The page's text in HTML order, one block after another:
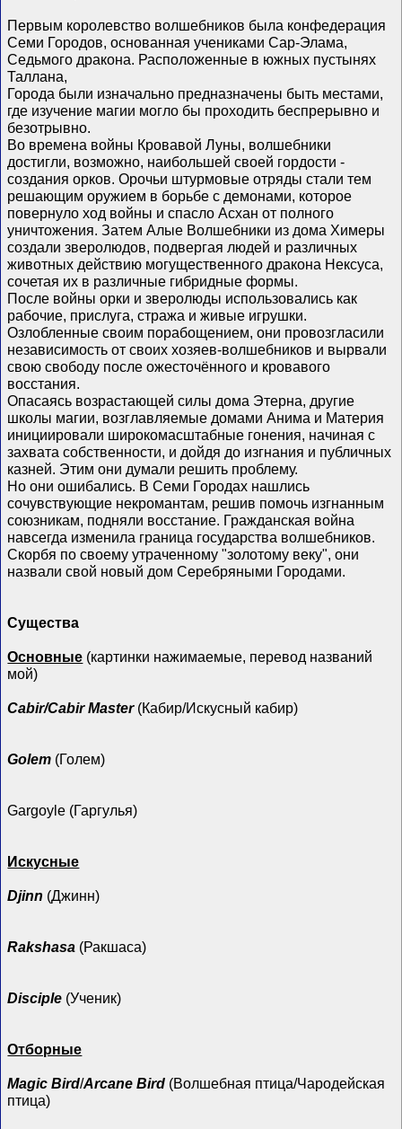
Первым королевство волшебников была конфедерация
Семи Городов, основанная учениками Сар-Элама,
Седьмого дракона. Расположенные в южных пустынях
Таллана,
Города были изначально предназначены быть местами,
где изучение магии могло бы проходить беспрерывно и
безотрывно.
Во времена войны Кровавой Луны, волшебники
достигли, возможно, наибольшей своей гордости -
создания орков. Орочьи штурмовые отряды стали тем
решающим оружием в борьбе с демонами, которое
повернуло ход войны и спасло Асхан от полного
уничтожения. Затем Алые Волшебники из дома Химеры
создали зверолюдов, подвергая людей и различных
животных действию могущественного дракона Нексуса,
сочетая их в различные гибридные формы.
После войны орки и зверолюды использовались как
рабочие, прислуга, стража и живые игрушки.
Озлобленные своим порабощением, они провозгласили
независимость от своих хозяев-волшебников и вырвали
свою свободу после ожесточённого и кровавого
восстания.
Опасаясь возрастающей силы дома Этерна, другие
школы магии, возглавляемые домами Анима и Материя
инициировали широкомасштабные гонения, начиная с
захвата собственности, и дойдя до изгнания и публичных
казней. Этим они думали решить проблему.
Но они ошибались. В Семи Городах нашлись
сочувствующие некромантам, решив помочь изгнанным
союзникам, подняли восстание. Гражданская война
навсегда изменила граница государства волшебников.
Скорбя по своему утраченному "золотому веку", они
назвали свой новый дом Серебряными Городами.
Существа
Основные (картинки нажимаемые, перевод названий
мой)
Cabir/Cabir Master(Кабир/Искусный кабир)
Golem (Голем)
Gargoyle (Гаргулья)
Искусные
Djinn (Джинн)
Rakshasa (Ракшаса)
Disciple (Ученик)
Отборные
Magic Bird/Arcane Bird (Волшебная птица/Чародейская
птица)